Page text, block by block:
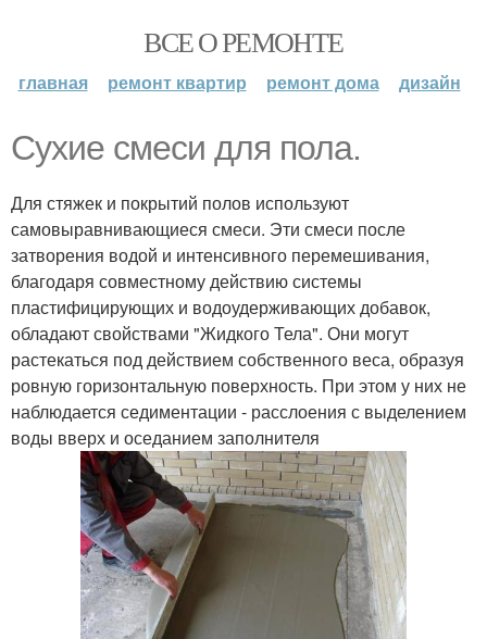
ВСЕ О РЕМОНТЕ
главная ремонт квартир ремонт дома дизайн
Сухие смеси для пола.
Для стяжек и покрытий полов используют
самовыравнивающиеся смеси. Эти смеси после
затворения водой и интенсивного перемешивания,
благодаря совместному действию системы
пластифицирующих и водоудерживающих добавок,
обладают свойствами "Жидкого Тела". Они могут
растекаться под действием собственного веса, образуя
ровную горизонтальную поверхность. При этом у них не
наблюдается седиментации - расслоения с выделением
воды вверх и оседанием заполнителя